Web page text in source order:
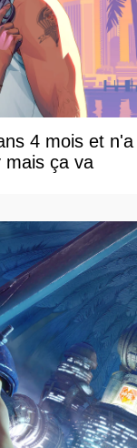
4 mois et n'a
mais ça va